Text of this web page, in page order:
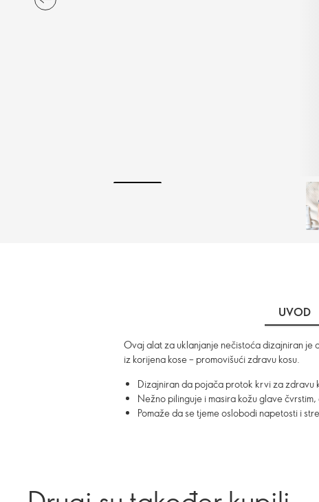
UVOD
Ovaj alat za uklanjanje nečistoća dizajniran je
iz korijena kose – promovišući zdravu kosu.
Dizajniran da pojača protok krvi za zdravu
Nežno pilinguje i masira kožu glave
Pomaže da se tjeme oslobodi napetosti i